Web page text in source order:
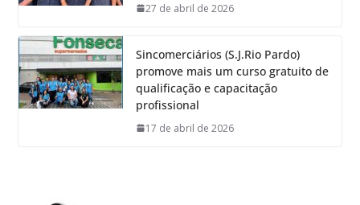
27 de abril de 2026
Sincomerciários (S.J.Rio Pardo)
promove mais um curso gratuito de
qualificação e capacitação
profissional
17 de abril de 2026